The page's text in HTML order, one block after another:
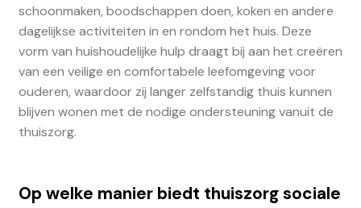
schoonmaken, boodschappen doen, koken en andere
dagelijkse activiteiten in en rondom het huis. Deze
vorm van huishoudelijke hulp draagt bij aan het creëren
van een veilige en comfortabele leefomgeving voor
ouderen, waardoor zij langer zelfstandig thuis kunnen
blijven wonen met de nodige ondersteuning vanuit de
thuiszorg.
Op welke manier biedt thuiszorg sociale